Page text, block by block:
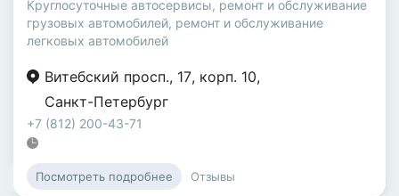
Круглосуточные автосервисы, ремонт и обслуживание
грузовых автомобилей, ремонт и обслуживание
легковых автомобилей
Витебский просп., 17, корп. 10,
Санкт-Петербург
+7 (812) 200-43-71
Посмотреть подробнее Отзывы